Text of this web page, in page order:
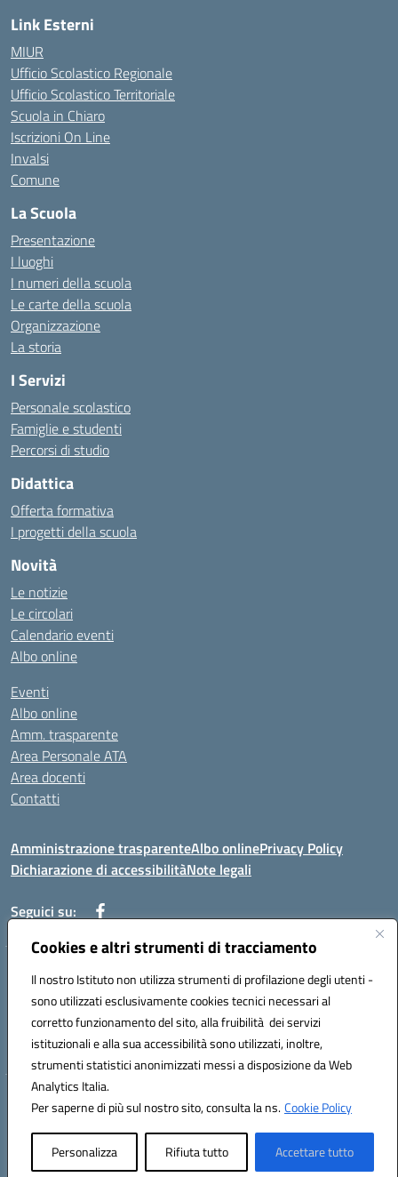
Cookies e altri strumenti di tracciamento
Il nostro Istituto non utilizza strumenti di profilazione degli utenti -
sono utilizzati esclusivamente cookies tecnici necessari al
corretto funzionamento del sito, alla fruibilità dei servizi
istituzionali e alla sua accessibilità sono utilizzati, inoltre,
strumenti statistici anonimizzati messi a disposizione da Web
Analytics Italia.
Per saperne di più sul nostro sito, consulta la ns.Cookie Policy
Personalizza Rifiuta tutto Accettare tutto
Link Esterni
MIUR
Ufficio Scolastico Regionale
Ufficio Scolastico Territoriale
Scuola in Chiaro
Iscrizioni On Line
Invalsi
Comune
La Scuola
Presentazione
I luoghi
I numeri della scuola
Le carte della scuola
Organizzazione
La storia
I Servizi
Personale scolastico
Famiglie e studenti
Percorsi di studio
Didattica
Offerta formativa
I progetti della scuola
Novità
Le notizie
Le circolari
Calendario eventi
Albo online
Eventi
Albo online
Amm. trasparente
Area Personale ATA
Area docenti
Contatti
Amministrazione trasparenteAlbo onlinePrivacy Policy
Dichiarazione di accessibilitàNote legali
Seguici su:
Indirizzo: VIA BRECCIAME, 46 - 81024 MADDALONI (CE)
Mail: CEIC8AU001@istruzione.it - Pec: CEIC8AU001@pec.istruzione.it -
Telefono: 0823408721
Meccanografico: CEIC8AU001
Codice fiscale: 93086080616
Hosting & Powered by 3D Solution S.r.l.
Concept & Design by Designers Italia